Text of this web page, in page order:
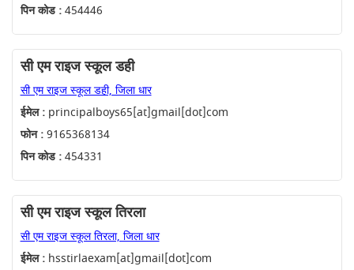
पिन कोड :454446
सी एम राइज स्कूल डही
सी एम राइज स्कूल डही, जिला धार
ईमेल :principalboys65[at]gmail[dot]com
फोन :9165368134
पिन कोड :454331
सी एम राइज स्कूल तिरला
सी एम राइज स्कूल तिरला, जिला धार
ईमेल :hsstirlaexam[at]gmail[dot]com